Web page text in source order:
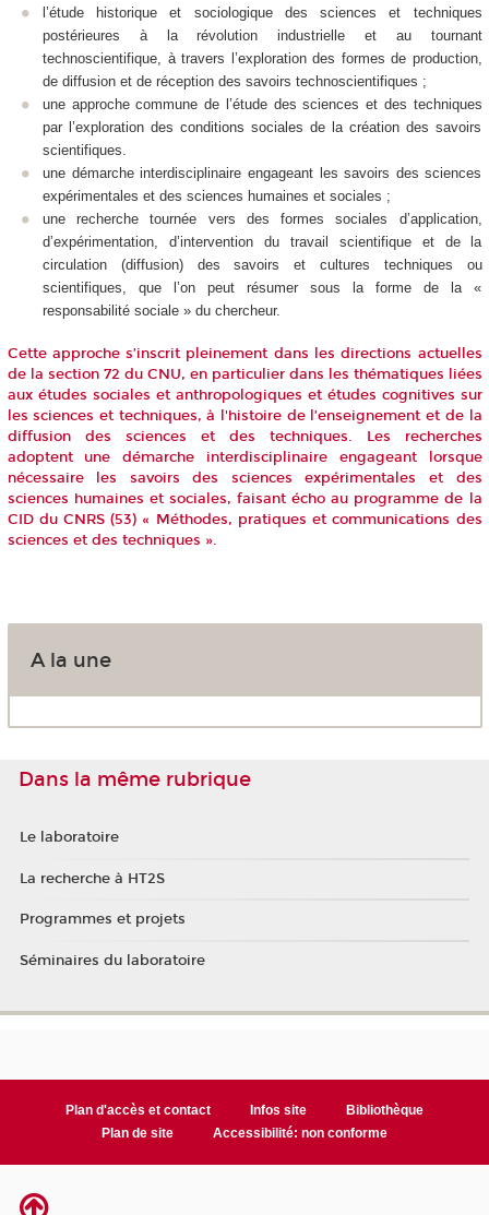
l’étude historique et sociologique des sciences et techniques
postérieures à la révolution industrielle et au tournant
technoscientifique, à travers l’exploration des formes de production,
de diffusion et de réception des savoirs technoscientifiques ;
une approche commune de l’étude des sciences et des techniques
par l’exploration des conditions sociales de la création des savoirs
scientifiques.
une démarche interdisciplinaire engageant les savoirs des sciences
expérimentales et des sciences humaines et sociales ;
une recherche tournée vers des formes sociales d’application,
d’expérimentation, d’intervention du travail scientifique et de la
circulation (diffusion) des savoirs et cultures techniques ou
scientifiques, que l’on peut résumer sous la forme de la «
responsabilité sociale » du chercheur.
Cette approche s’inscrit pleinement dans les directions actuelles
de la section 72 du CNU, en particulier dans les thématiques liées
aux études sociales et anthropologiques et études cognitives sur
les sciences et techniques, à l'histoire de l’enseignement et de la
diffusion des sciences et des techniques. Les recherches
adoptent une démarche interdisciplinaire engageant lorsque
nécessaire les savoirs des sciences expérimentales et des
sciences humaines et sociales, faisant écho au programme de la
CID du CNRS (53) « Méthodes, pratiques et communications des
sciences et des techniques ».
A la une
Dans la même rubrique
Le laboratoire
La recherche à HT2S
Programmes et projets
Séminaires du laboratoire
Plan d'accès et contact Infos site
Bibliothèque
Plan de site
Accessibilité: non conforme